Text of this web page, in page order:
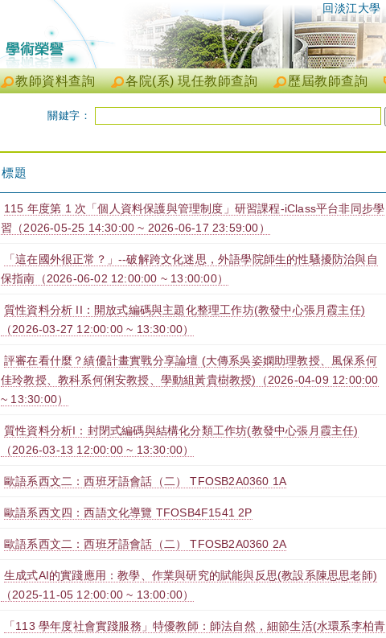
回淡江大學
歷屆教師查詢
各院(系) 現任教師查詢
教師資料查詢
關鍵字：
標題
115 年度第 1 次「個人資料保護與管理制度」研習課程-iClass平台非同步學
習（2026-05-25 14:30:00 ~ 2026-06-17 23:59:00）
「這在國外很正常？」--破解跨文化迷思，外語學院師生的性騷擾防治與自
保指南（2026-06-02 12:00:00 ~ 13:00:00）
質性資料分析 II：開放式編碼與主題化整理工作坊(教發中心張月霞主任)
（2026-03-27 12:00:00 ~ 13:30:00）
評審在看什麼？績優計畫實戰分享論壇 (大傳系吳姿嫻助理教授、風保系何
佳玲教授、教科系何俐安教授、學動組黃貴樹教授)（2026-04-09 12:00:00
~ 13:30:00）
質性資料分析I：封閉式編碼與結構化分類工作坊(教發中心張月霞主任)
（2026-03-13 12:00:00 ~ 13:30:00）
歐語系西文二：西班牙語會話（二） TFOSB2A0360 1A
歐語系西文四：西語文化導覽 TFOSB4F1541 2P
歐語系西文二：西班牙語會話（二） TFOSB2A0360 2A
生成式AI的實踐應用：教學、作業與研究的賦能與反思(教設系陳思思老師)
（2025-11-05 12:00:00 ~ 13:00:00）
「113 學年度社會實踐服務」特優教師：師法自然，細節生活(水環系李柏青